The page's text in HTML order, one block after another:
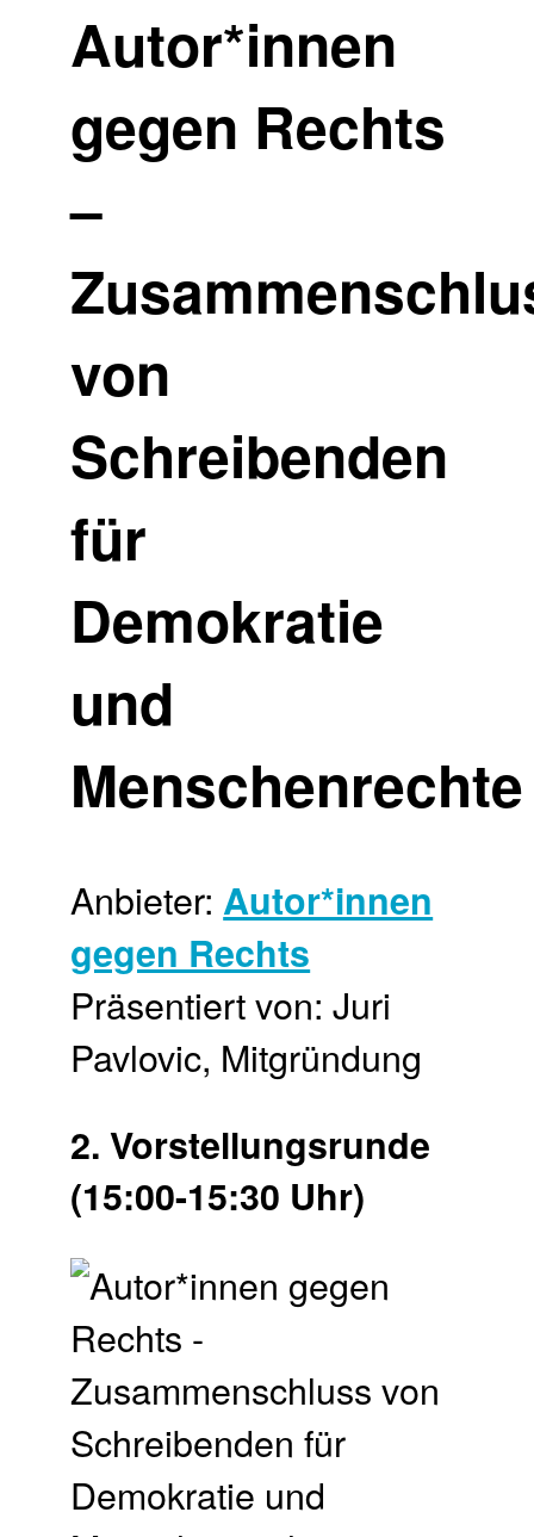
Autor*innen
gegen Rechts
–
von
Schreibenden
für
Demokratie
und
Menschenrechte
Anbieter: Autor*innen
gegen Rechts
Präsentiert von: Juri
Pavlovic, Mitgründung
2. Vor­stellungs­runde
(15:00-15:30 Uhr)